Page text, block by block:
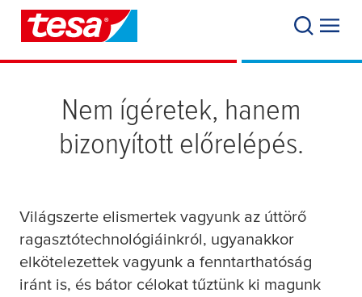
Nem ígéretek, hanem
bizonyított előrelépés.​
Világszerte elismertek vagyunk az úttörő
ragasztótechnológiáinkról, ugyanakkor
elkötelezettek vagyunk a fenntarthatóság
iránt is, és bátor célokat tűztünk ki magunk